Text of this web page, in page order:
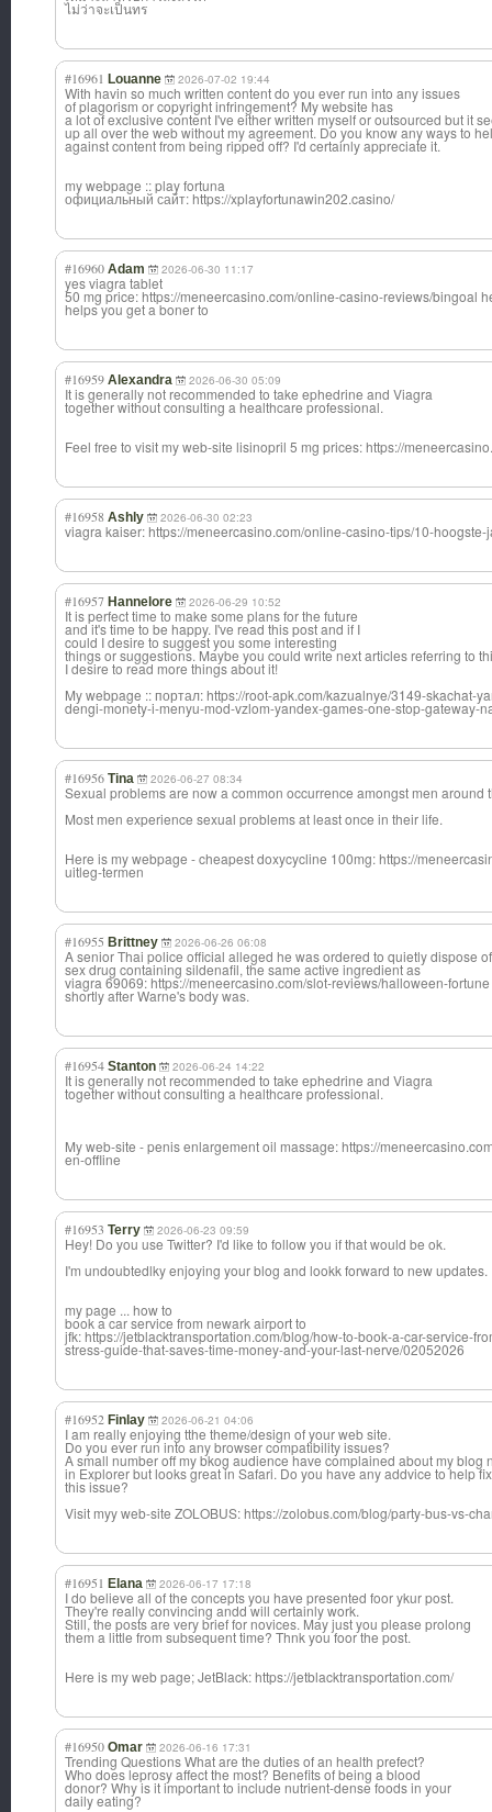
ไม่ว่าจะเป็นทร
#16961 Louanne 2026-07-02 19:44
With havin so much written content do you ever run into any issues
of plagorism or copyright infringement? My website has
a lot of exclusive content I've either written myself or outsourced but it
up all over the web without my agreement. Do you know any ways to
against content from being ripped off? I'd certainly appreciate it.
my webpage :: play fortuna
официальный сайт: https://xplayfortunawin202.casino/
#16960 Adam 2026-06-30 11:17
yes viagra tablet
50 mg price: https://meneercasino.com/online-casino-reviews/bingoal
helps you get a boner to
#16959 Alexandra 2026-06-30 05:09
It is generally not recommended to take ephedrine and Viagra
together without consulting a healthcare professional.
Feel free to visit my web-site lisinopril 5 mg prices: https://
#16958 Ashly 2026-06-30 02:23
viagra kaiser: https://meneercasino.com/online-casino-tips/10-
#16957 Hannelore 2026-06-29 10:52
It is perfect time to make some plans for the future
and it's time to be happy. I've read this post and if I
could I desire to suggest you some interesting
things or suggestions. Maybe you could write next articles referring to
I desire to read more things about it!
My webpage :: портал: https://root-apk.com/kazualnye/3149-skachat-
dengi-monety-i-menyu-mod-vzlom-yandex-games-one-stop-gateway-
#16956 Tina 2026-06-27 08:34
Sexual problems are now a common occurrence amongst men around
Most men experience sexual problems at least once in their life.
Here is my webpage - cheapest doxycycline 100mg: https://
uitleg-termen
#16955 Brittney 2026-06-26 06:08
A senior Thai police official alleged he was ordered to quietly dispose
sex drug containing sildenafil, the same active ingredient as
viagra 69069: https://meneercasino.com/slot-reviews/halloween-
shortly after Warne's body was.
#16954 Stanton 2026-06-24 14:22
It is generally not recommended to take ephedrine and Viagra
together without consulting a healthcare professional.
My web-site - penis enlargement oil massage: https://
en-offline
#16953 Terry 2026-06-23 09:59
Hey! Do you use Twitter? I'd like to follow you if that would be ok.
I'm undoubtedlky enjoying your blog and lookk forward to new updates.
my page ... how to
book a car service from newark airport to
jfk: https://jetblacktransportation.com/blog/how-to-book-a-car-service-
stress-guide-that-saves-time-money-and-your-last-nerve/02052026
#16952 Finlay 2026-06-21 04:06
I am really enjoying tthe theme/design of your web site.
Do you ever run into any browser compatibility issues?
A small number off my bkog audience have complained about my blog
in Explorer but looks great in Safari. Do you have any addvice to help fix
this issue?
Visit myy web-site ZOLOBUS: https://zolobus.com/blog/party-bus-vs-
#16951 Elana 2026-06-17 17:18
I do believe all of the concepts you have presented foor ykur post.
They're really convincing andd will certainly work.
Still, the posts are very brief for novices. May just you please prolong
them a little from subsequent time? Thnk you foor the post.
Here is my web page; JetBlack: https://jetblacktransportation.com/
#16950 Omar 2026-06-16 17:31
Trending Questions What are the duties of an health prefect?
Who does leprosy affect the most? Benefits of being a blood
donor? Why is it important to include nutrient-dense foods in your
daily eating?